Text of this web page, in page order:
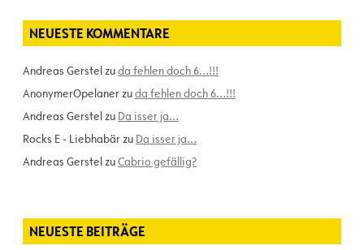
NEUESTE KOMMENTARE
Andreas Gerstel zuda fehlen doch 6…!!!
AnonymerOpelanerzuda fehlen doch 6…!!!
Andreas Gerstel zu Da isser ja…
Rocks E - Liebhabärzu Da isser ja…
Andreas Gerstel zuCabrio gefällig?
NEUESTE BEITRÄGE